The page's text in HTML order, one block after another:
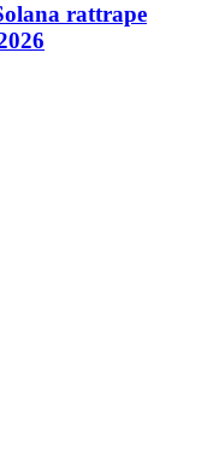
rattrape